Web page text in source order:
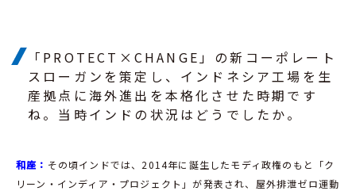
「PROTECT×CHANGE」の新コーポレート
スローガンを策定し、インドネシア工場を生
産拠点に海外進出を本格化させた時期です
ね。当時インドの状況はどうでしたか。
和座： その頃インドでは、2014年に誕生したモディ政権のもと「ク
リーン・インディア・プロジェクト」が発表され、屋外排泄ゼロ運動